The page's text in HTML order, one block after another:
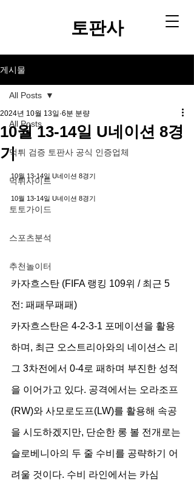
토판사​
게시물
All Posts
먹튀 검증 토판사 공식 인증업체
먹튀사이트
토토가이드
스포츠분석
추천놀이터
All Posts
10월 13-14일 U네이션 8경
기
2024년 10월 13일 6분 분량
10월 13-14일 U네이션 8경기
10월 13-14일 U네이션 8경기
카자흐스탄 (FIFA 랭킹 109위 / 최근 5
전: 패패무패패)
카자흐스탄은 4-2-3-1 포메이션을 활용
하며, 최근 오스트리아와의 네이션스 리
그 3차전에서 0-4로 패하며 부진한 성적
을 이어가고 있다. 공격에서는 오라조프
(RW)와 사모로도프(LW)를 활용해 속공
을 시도하겠지만, 단순한 롱 볼 전개로는
슬로베니아의 두 줄 수비를 공략하기 어
려울 것이다. 수비 라인에서는 카심